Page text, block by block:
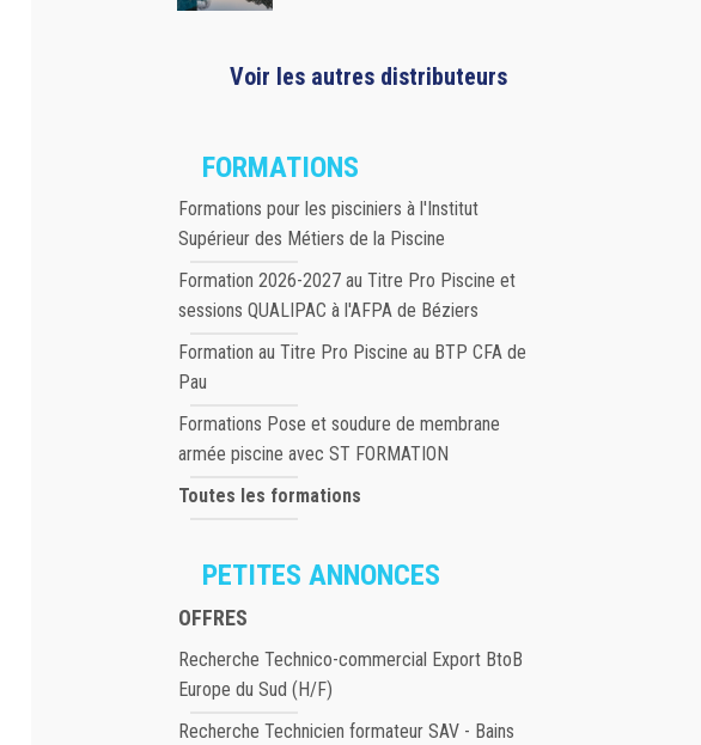
Voir les autres distributeurs
FORMATIONS
Formations pour les pisciniers à l'Institut
Supérieur des Métiers de la Piscine
Formation 2026-2027 au Titre Pro Piscine et
sessions QUALIPAC à l'AFPA de Béziers
Formation au Titre Pro Piscine au BTP CFA de
Pau
Formations Pose et soudure de membrane
armée piscine avec ST FORMATION
Toutes les formations
PETITES ANNONCES
OFFRES
Recherche Technico-commercial Export BtoB
Europe du Sud (H/F)
Recherche Technicien formateur SAV - Bains